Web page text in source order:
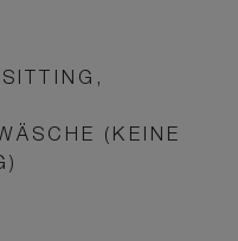
(KEINE